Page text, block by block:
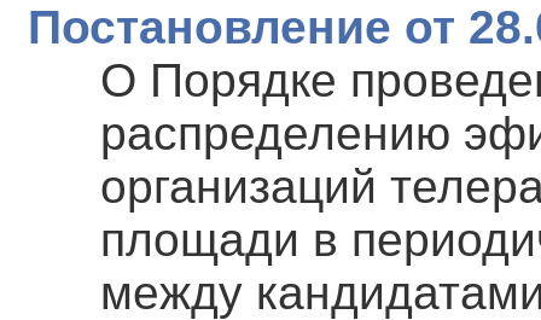
Постановление от
О Порядке
распределению
организаций
площади в
между